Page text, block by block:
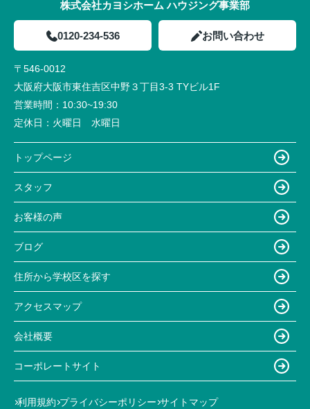
株式会社カヨシホーム ハウジング事業部
0120-234-536 お問い合わせ
〒546-0012
大阪府大阪市東住吉区中野３丁目3-3 TYビル1F
営業時間： 10:30~19:30
定休日： 火曜日 水曜日
トップページ
スタッフ
お客様の声
ブログ
住所から学校区を探す
アクセスマップ
会社概要
コーポレートサイト
利用規約 プライバシーポリシー サイトマップ